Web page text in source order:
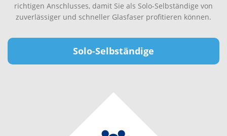
richtigen Anschlusses, damit Sie als Solo-Selbständige von
zuverlässiger und schneller Glasfaser profitieren können.
Solo-Selbständige